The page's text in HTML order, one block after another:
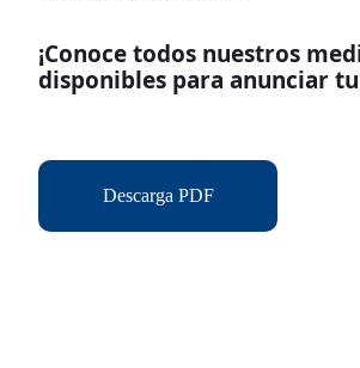
¡Conoce todos nuestros
disponibles para anunciar
Descarga PDF